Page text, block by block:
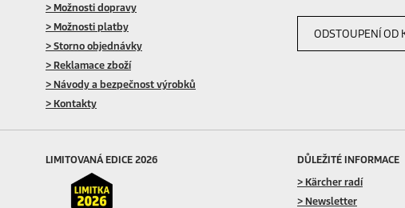
> Možnosti dopravy
> Možnosti platby
> Storno objednávky
> Reklamace zboží
> Návody a bezpečnost výrobků
> Kontakty
ODSTOUPENÍ OD
LIMITOVANÁ EDICE 2026
DŮLEŽITÉ INFORMACE
> Kärcher radí
> Newsletter